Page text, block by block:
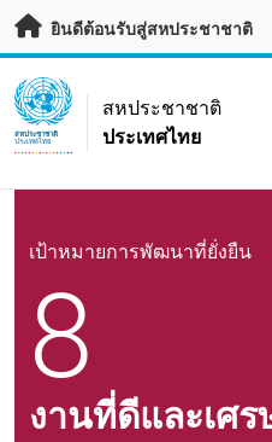
ข้ามไปเนื้อหาหลัก
ยินดีต้อนรับสู่สหประชาชาติ
UN Logo
สหประชาชาติ
ประเทศไทย
สหประชาชาติ
ประเทศไทย
เป้าหมายการพัฒนาที่ยั่งยืน
8
งานที่ดีและเศ